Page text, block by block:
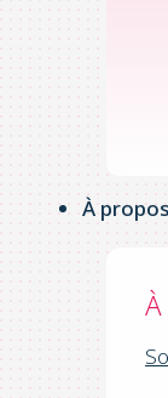
À propos